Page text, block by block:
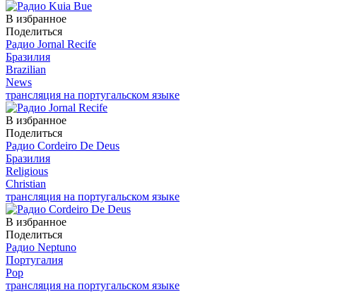
В избранное
Поделиться
Радио Jornal Recife
Бразилия
Brazilian
News
трансляция на португальском языке
В избранное
Поделиться
Радио Cordeiro De Deus
Бразилия
Religious
Christian
трансляция на португальском языке
В избранное
Поделиться
Радио Neptuno
Португалия
Pop
трансляция на португальском языке